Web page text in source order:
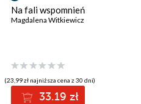
Na fali wspomnień
Magdalena Witkiewicz
(23,99 zł najniższa cena z 30 dni)
33.19 zł